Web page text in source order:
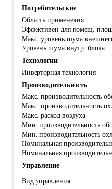
Потребительские
Область применения
Эффективен для помещ.
Макс. уровень шума
Уровень шума внутр. блока
Технологии
Инверторная технология
Производительность
Макс. производительность
Макс. производительность
Макс. расход воздуха
Мин. производительность
Мин. производительность
Номинальная
Номинальная
Управление
Вид управления